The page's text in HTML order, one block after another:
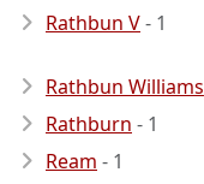
Rathbun V- 1
Rathbun Williams
Rathburn - 1
Ream - 1